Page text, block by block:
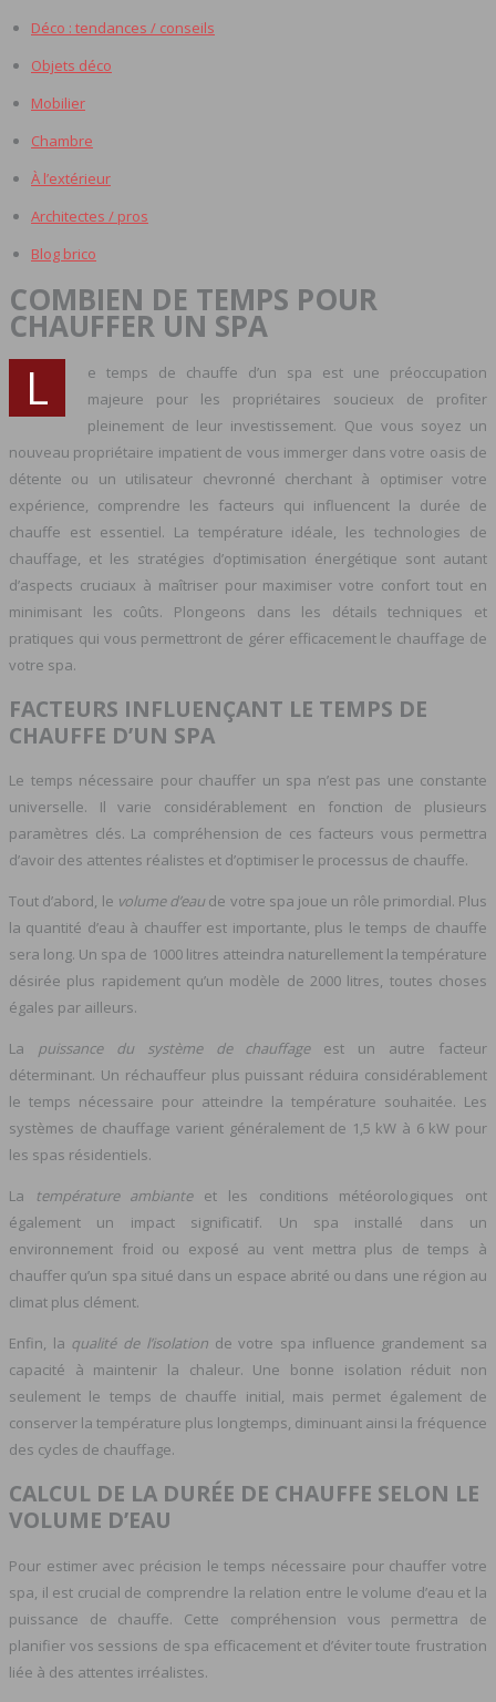
Déco : tendances / conseils
Objets déco
Mobilier
Chambre
À l’extérieur
Architectes / pros
Blog brico
COMBIEN DE TEMPS POUR
CHAUFFER UN SPA
L
e temps de chauffe d’un spa est une préoccupation
majeure pour les propriétaires soucieux de profiter
pleinement de leur investissement. Que vous soyez un
nouveau propriétaire impatient de vous immerger dans votre oasis de
détente ou un utilisateur chevronné cherchant à optimiser votre
expérience, comprendre les facteurs qui influencent la durée de
chauffe est essentiel. La température idéale, les technologies de
chauffage, et les stratégies d’optimisation énergétique sont autant
d’aspects cruciaux à maîtriser pour maximiser votre confort tout en
minimisant les coûts. Plongeons dans les détails techniques et
pratiques qui vous permettront de gérer efficacement le chauffage de
votre spa.
FACTEURS INFLUENÇANT LE TEMPS DE
CHAUFFE D’UN SPA
Le temps nécessaire pour chauffer un spa n’est pas une constante
universelle. Il varie considérablement en fonction de plusieurs
paramètres clés. La compréhension de ces facteurs vous permettra
d’avoir des attentes réalistes et d’optimiser le processus de chauffe.
Tout d’abord, le volume d’eaude votre spa joue un rôle primordial. Plus
la quantité d’eau à chauffer est importante, plus le temps de chauffe
sera long. Un spa de 1000 litres atteindra naturellement la température
désirée plus rapidement qu’un modèle de 2000 litres, toutes choses
égales par ailleurs.
La puissance du système de chauffageest un autre facteur
déterminant. Un réchauffeur plus puissant réduira considérablement
le temps nécessaire pour atteindre la température souhaitée. Les
systèmes de chauffage varient généralement de 1,5 kW à 6 kW pour
les spas résidentiels.
La température ambianteet les conditions météorologiques ont
également un impact significatif. Un spa installé dans un
environnement froid ou exposé au vent mettra plus de temps à
chauffer qu’un spa situé dans un espace abrité ou dans une région au
climat plus clément.
Enfin, la qualité de l’isolationde votre spa influence grandement sa
capacité à maintenir la chaleur. Une bonne isolation réduit non
seulement le temps de chauffe initial, mais permet également de
conserver la température plus longtemps, diminuant ainsi la fréquence
des cycles de chauffage.
CALCUL DE LA DURÉE DE CHAUFFE SELON LE
VOLUME D’EAU
Pour estimer avec précision le temps nécessaire pour chauffer votre
spa, il est crucial de comprendre la relation entre le volume d’eau et la
puissance de chauffe. Cette compréhension vous permettra de
planifier vos sessions de spa efficacement et d’éviter toute frustration
liée à des attentes irréalistes.